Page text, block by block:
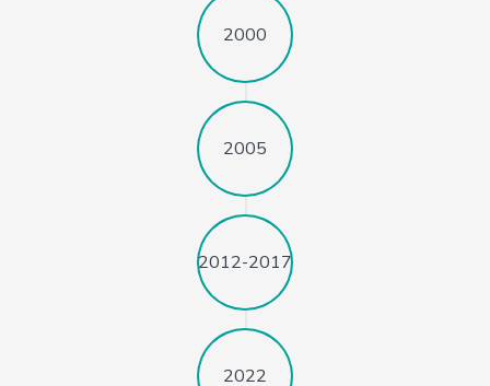
2000
2005
2012-2017
2022